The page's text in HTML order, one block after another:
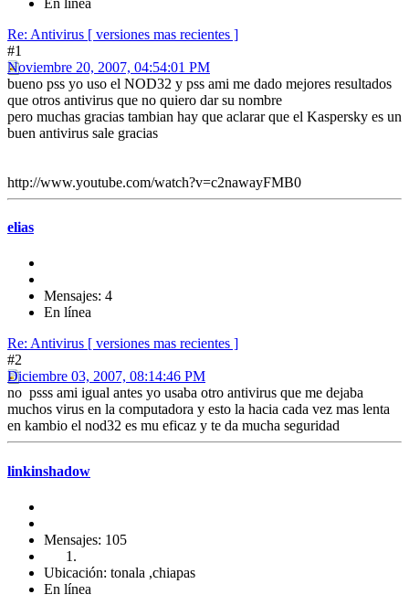
Re: Antivirus [ versiones mas recientes ]
#1
Noviembre 20, 2007, 04:54:01 PM
bueno pss yo uso el NOD32 y pss ami me dado mejores resultados
que otros antivirus que no quiero dar su nombre
pero muchas gracias tambian hay que aclarar que el Kaspersky es un
buen antivirus sale gracias
http://www.youtube.com/watch?v=c2nawayFMB0
elias
Mensajes: 4
En línea
Re: Antivirus [ versiones mas recientes ]
#2
Diciembre 03, 2007, 08:14:46 PM
no psss ami igual antes yo usaba otro antivirus que me dejaba
muchos virus en la computadora y esto la hacia cada vez mas lenta
en kambio el nod32 es mu eficaz y te da mucha seguridad
linkinshadow
Mensajes: 105
Ubicación: tonala ,chiapas
En línea